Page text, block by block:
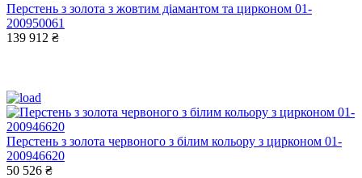
Перстень з золота з жовтим діамантом та цирконом 01-
200950061
139 912 ₴
Перстень з золота червоного з білим кольору з цирконом 01-
200946620
50 526 ₴